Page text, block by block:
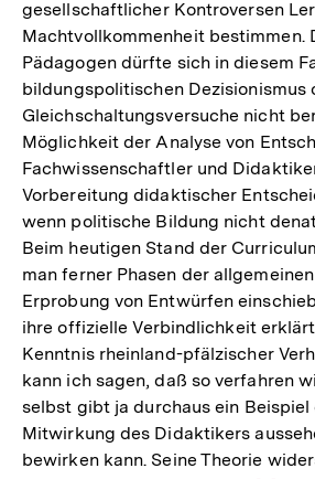
gesellschaftlicher Kontroversen
Machtvollkommenheit bestimmen.
Pädagogen dürfte sich in diesem
bildungspolitischen Dezisionismus
Gleichschaltungsversuche nicht
Möglichkeit der Analyse von
Fachwissenschaftler und
Vorbereitung didaktischer
wenn politische Bildung nicht
Beim heutigen Stand der
man ferner Phasen der
Erprobung von Entwürfen
ihre offizielle Verbindlichkeit
Kenntnis rheinland-pfälzischer
kann ich sagen, daß so verfahren
selbst gibt ja durchaus ein Beispiel
Mitwirkung des Didaktikers
bewirken kann. Seine Theorie